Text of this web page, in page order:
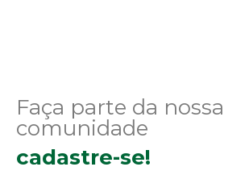
Faça parte da nossa
comunidade
cadastre-se!